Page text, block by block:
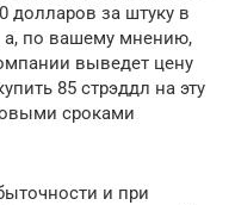
долларов за штуку в
а, по вашему мнению,
выведет цену
85 стрэддл на эту
сроками
и при